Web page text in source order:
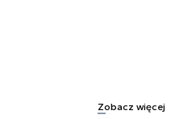
Zobacz więcej